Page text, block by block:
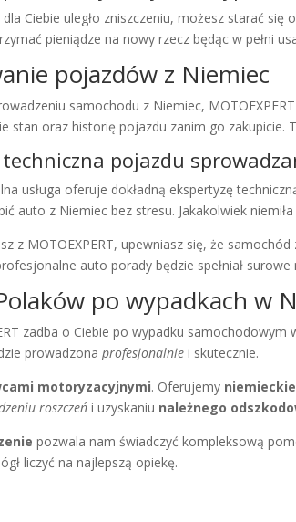
Ciebie uległo zniszczeniu, możesz starać
pieniądze na nowy rzecz będąc w pełni
pojazdów z Niemiec
samochodu z Niemiec,
stan oraz historię pojazdu zanim go zakupicie.
pojazdu
usługa oferuje dokładną ekspertyzę
auto z Niemiec bez stresu. Jakakolwiek
z MOTOEXPERT, upewniasz się, że
auto porady będzie spełniał
po wypadkach w
zadba o Ciebie po wypadku samochodowym
prowadzonaprofesjonalnie i skutecznie.
motoryzacyjnymi. Oferujemy
roszczeń i uzyskaniu należnego
pozwala nam świadczyć kompleksową
liczyć na najlepszą opiekę.